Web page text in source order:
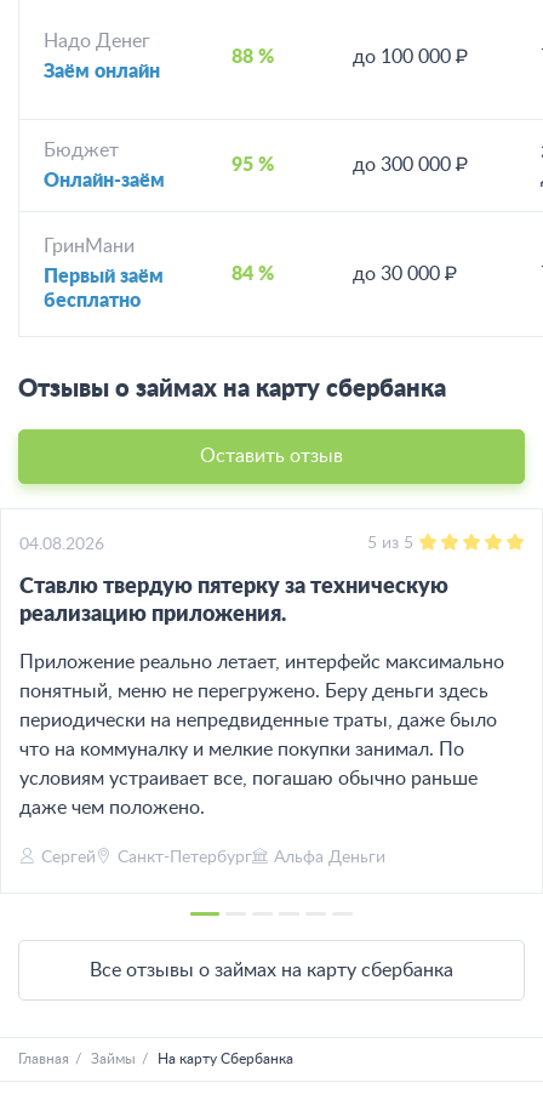
Надо Денег
Заём онлайн
88 % до 100 000 ₽
Бюджет
Онлайн-заём
95 % до 300 000 ₽
ГринМани
Первый заём
бесплатно
84 % до 30 000 ₽
Отзывы о займах на карту сбербанка
Оставить отзыв
04.08.2026 5 из 5
Ставлю твердую пятерку за техническую
реализацию приложения.
Приложение реально летает, интерфейс максимально
понятный, меню не перегружено. Беру деньги здесь
периодически на непредвиденные траты, даже было
что на коммуналку и мелкие покупки занимал. По
условиям устраивает все, погашаю обычно раньше
даже чем положено.
Сергей Санкт-Петербург Альфа Деньги
Все отзывы о займах на карту сбербанка
Главная Займы На карту Сбербанка